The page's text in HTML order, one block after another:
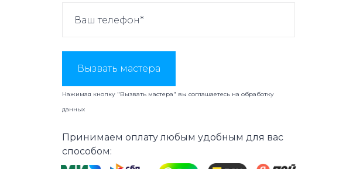
Вызвать мастера
Нажимая кнопку "Вызвать мастера" вы соглашаетесь наобработку
данных
Принимаем оплату любым удобным для вас
способом: